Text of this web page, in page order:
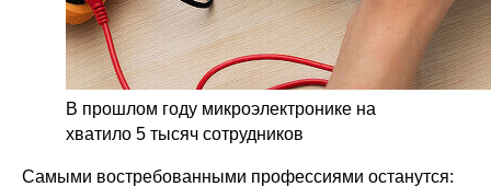
В прошлом году микроэлектронике на
хватило 5 тысяч сотрудников
Самыми востребованными профессиями останутся: